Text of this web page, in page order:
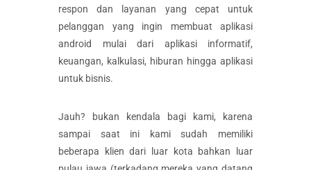
respon dan layanan yang cepat untuk
pelanggan yang ingin membuat aplikasi
android mulai dari aplikasi informatif,
keuangan, kalkulasi, hiburan hingga aplikasi
untuk bisnis.
Jauh? bukan kendala bagi kami, karena
sampai saat ini kami sudah memiliki
beberapa klien dari luar kota bahkan luar